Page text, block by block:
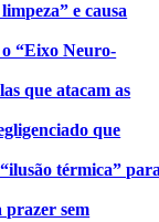
e causa
“Eixo Neuro-
que atacam as
que
térmica”
prazer sem